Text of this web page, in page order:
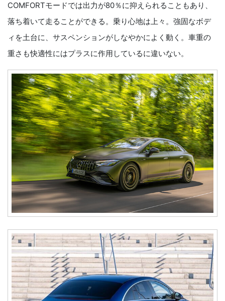
COMFORTモードでは出力が80％に抑えられることもあり、
落ち着いて走ることができる。乗り心地は上々。強固なボデ
ィを土台に、サスペンションがしなやかによく動く。車重の
重さも快適性にはプラスに作用しているに違いない。